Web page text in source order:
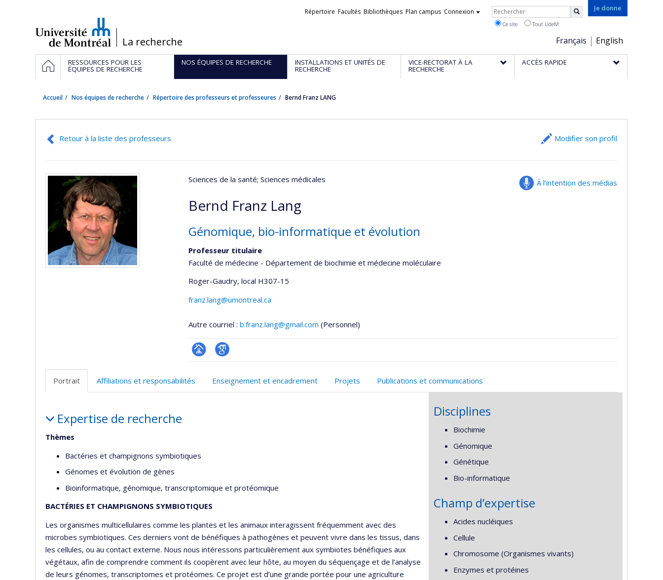
/La recherche
Je donne
Choix
de
la
Français English
Liens
Répertoire Facultés Bibliothèques Plan campus Connexion Rechercher
Ce site Tout UdeM
Navigation
principale
ACCUEILRESSOURCES POUR LES
ÉQUIPES DE RECHERCHE
NOS ÉQUIPES DE RECHERCHE INSTALLATIONS ET UNITÉS DE
RECHERCHE
VICE-RECTORAT À LA
RECHERCHE
ACCÈS RAPIDE
Accueil Nos équipes de recherche Répertoire des professeurs et professeures Bernd Franz LANG
Retour à la liste des professeurs Modifier son profil
À l’intention des médias
Sciences de la santé; Sciences médicales
Bernd Franz Lang
Génomique, bio-informatique et évolution
Professeur titulaire
Faculté de médecine - Département de biochimie et médecine moléculaire
Roger-Gaudry, local H307-15
franz.lang@umontreal.ca
Autre courriel : b.franz.lang@gmail.com (Personnel)
Page
(faculté,département,école)
Google
Portrait Affiliations et responsabilités Enseignement et encadrement Projets Publications et communications
Expertise de recherche
Thèmes
Bactéries et champignons symbiotiques
Génomes et évolution de gènes
Bioinformatique, génomique, transcriptomique et protéomique
BACTÉRIES ET CHAMPIGNONS SYMBIOTIQUES
Les organismes multicellulaires comme les plantes et les animaux interagissent fréquemment avec des
microbes symbiotiques. Ces derniers vont de bénéfiques à pathogènes et peuvent vivre dans les tissus, dans
les cellules, ou au contact externe. Nous nous intéressons particulièrement aux symbiotes bénéfiques aux
végétaux, afin de comprendre comment ils coopèrent avec leur hôte, au moyen du séquençage et de l’analyse
de leurs génomes, transcriptomes et protéomes. Ce projet est d’une grande portée pour une agriculture
Disciplines
Biochimie
Génomique
Génétique
Bio-informatique
Champ d’expertise
Acides nucléiques
Cellule
Chromosome (Organismes vivants)
Enzymes et protéines